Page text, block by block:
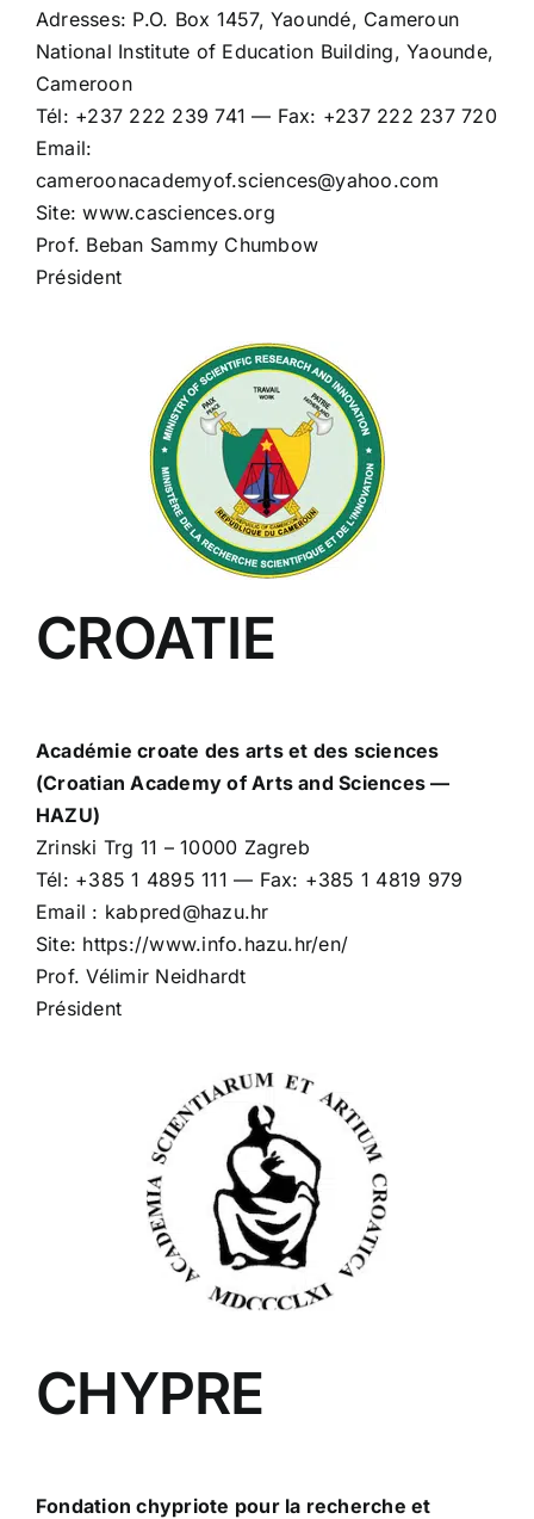
Adresses: P.O. Box 1457, Yaoundé, Cameroun
National Institute of Education Building, Yaounde,
Cameroon
Tél: +237 222 239 741 — Fax: +237 222 237 720
Email:
cameroonacademyof.sciences@yahoo.com
Site: www.casciences.org
Prof. Beban Sammy Chumbow
Président
CROATIE
Académie croate des arts et des sciences
(Croatian Academy of Arts and Sciences —
HAZU)
Zrinski Trg 11 – 10000 Zagreb
Tél: +385 1 4895 111 — Fax: +385 1 4819 979
Email : kabpred@hazu.hr
Site: https://www.info.hazu.hr/en/
Prof. Vélimir Neidhardt
Président
CHYPRE
Fondation chypriote pour la recherche et